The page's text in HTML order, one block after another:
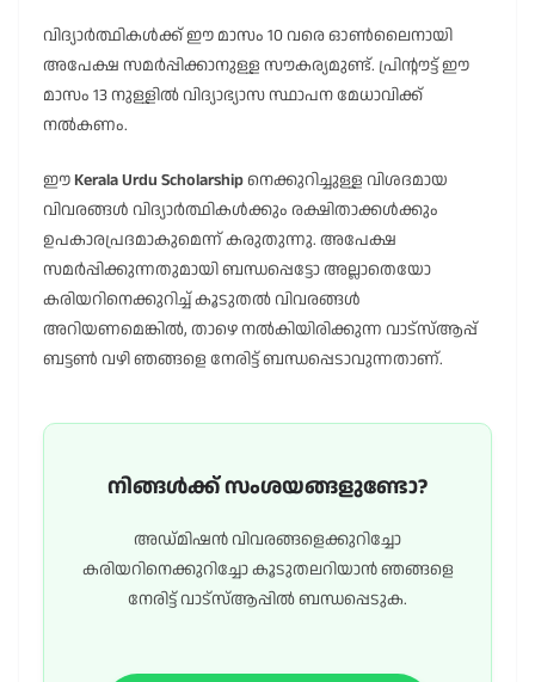
വിദ്യാർത്ഥികൾക്ക് ഈ മാസം 10 വരെ ഓൺലൈനായി
അപേക്ഷ സമർപ്പിക്കാനുള്ള സൗകര്യമുണ്ട്. പ്രിന്റൗട്ട് ഈ
മാസം 13 നുള്ളിൽ വിദ്യാഭ്യാസ സ്ഥാപന മേധാവിക്ക്
നൽകണം.
ഈ Kerala Urdu Scholarshipനെക്കുറിച്ചുള്ള വിശദമായ
വിവരങ്ങൾ വിദ്യാർത്ഥികൾക്കും രക്ഷിതാക്കൾക്കും
ഉപകാരപ്രദമാകുമെന്ന് കരുതുന്നു. അപേക്ഷ
സമർപ്പിക്കുന്നതുമായി ബന്ധപ്പെട്ടോ അല്ലാതെയോ
കരിയറിനെക്കുറിച്ച് കൂടുതൽ വിവരങ്ങൾ
അറിയണമെങ്കിൽ, താഴെ നൽകിയിരിക്കുന്ന വാട്സ്ആപ്പ്
ബട്ടൺ വഴി ഞങ്ങളെ നേരിട്ട് ബന്ധപ്പെടാവുന്നതാണ്.
നിങ്ങൾക്ക് സംശയങ്ങളുണ്ടോ?
അഡ്മിഷൻ വിവരങ്ങളെക്കുറിച്ചോ
കരിയറിനെക്കുറിച്ചോ കൂടുതലറിയാൻ ഞങ്ങളെ
നേരിട്ട് വാട്സ്ആപ്പിൽ ബന്ധപ്പെടുക.